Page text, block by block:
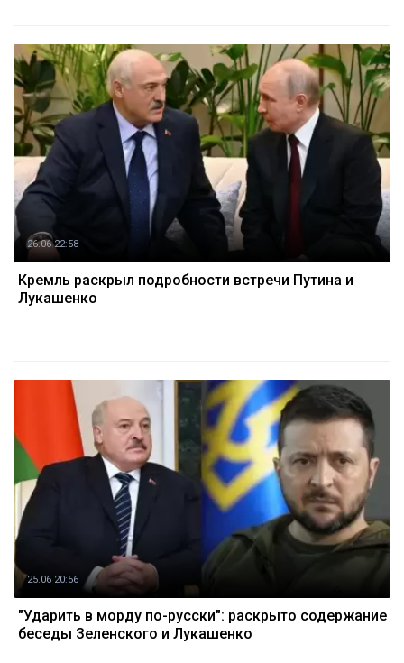
26.06 22:58
Кремль раскрыл подробности встречи Путина и
Лукашенко
25.06 20:56
"Ударить в морду по-русски": раскрыто содержание
беседы Зеленского и Лукашенко